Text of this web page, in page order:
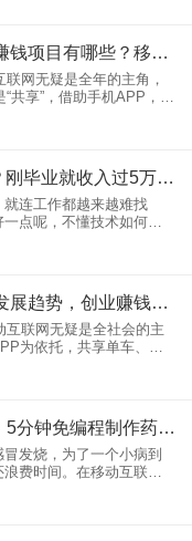
已变，打败我们的不一
2018移动互联网新赚钱项目有哪些？移动互联网趋势是什么？
网无疑是全年的主角，
共享”，借助手机APP，各
去的一年中，移动互联
容，流量，平台这四大
不懂技术如何创业？刚毕业就收入过5万，他们总结出了这个原因
连工作都越来越难找
点呢，不懂技术如何创
其中一个。好工作不好
作，能让他觉得钱多事
2018年移动互联网发展趋势，创业赚钱机会都在这几个风口
互联网无疑是全社会的主
为依托，共享单车、人
而且在应用公园，不需
能够拼图式制作手机
药店APP开发方案，5分钟免编程制作药店外卖APP
发烧，为了一个小病到
费时间。在移动互联网
成为行业创新点。有没有
决这个问题呢？通过手